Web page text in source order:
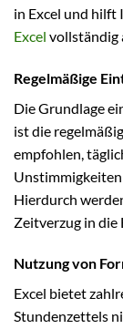
in Excel und hilft
Excel vollständig
Regelmäßige
Die Grundlage
ist die
empfohlen,
Unstimmigkeiten
Hierdurch
Zeitverzug in die
Nutzung von
Excel bietet
Stundenzettels